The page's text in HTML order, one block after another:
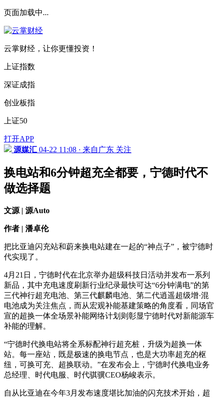
页面加载中...
云掌财经，让你更懂投资！
上证指数
深证成指
创业板指
上证50
打开APP
源媒汇 04-22 11:08 · 来自广东 关注
换电站和6分钟超充全都要，宁德时代不
做选择题
文源 | 源Auto
作者 | 潘卓伦
把比亚迪闪充站和蔚来换电站建在一起的“神点子”，被宁德时
代实现了。
4月21日，宁德时代在北京举办超级科技日活动并发布一系列
新品，其中充电速度刷新行业纪录最快可达“6分钟满电”的第
三代神行超充电池、第三代麒麟电池、第二代逍遥超级增·混
电池成为关注焦点，而从宏观补能基建策略的角度看，同场官
宣的超换一体全场景补能网络计划则彰显宁德时代对新能源车
补能的理解。
“宁德时代换电站将全系标配神行超充桩，升级为超换一体
站。每一座站，既是极速的换电节点，也是大功率超充的枢
纽，可换可充、超换联动。”在发布会上，宁德时代换电业务
总经理、时代电服、时代骐骥CEO杨峻表示。
自从比亚迪在今年3月发布速度堪比加油的闪充技术开始，超